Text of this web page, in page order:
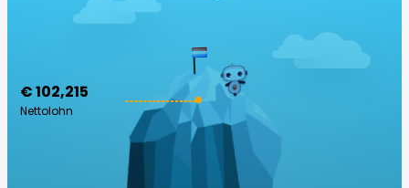
€ 102,215
Nettolohn